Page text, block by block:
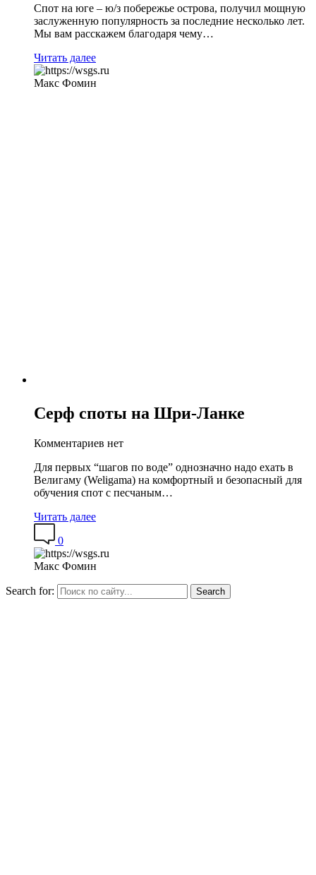
Спот на юге – ю/з побережье острова, получил мощную
заслуженную популярность за последние несколько лет.
Мы вам расскажем благодаря чему…
Читать далее
Макс Фомин
Серф споты на Шри-Ланке
Комментариев нет
Для первых “шагов по воде” однозначно надо ехать в
Велигаму (Weligama) на комфортный и безопасный для
обучения спот с песчаным…
Читать далее
0
Макс Фомин
Search for: